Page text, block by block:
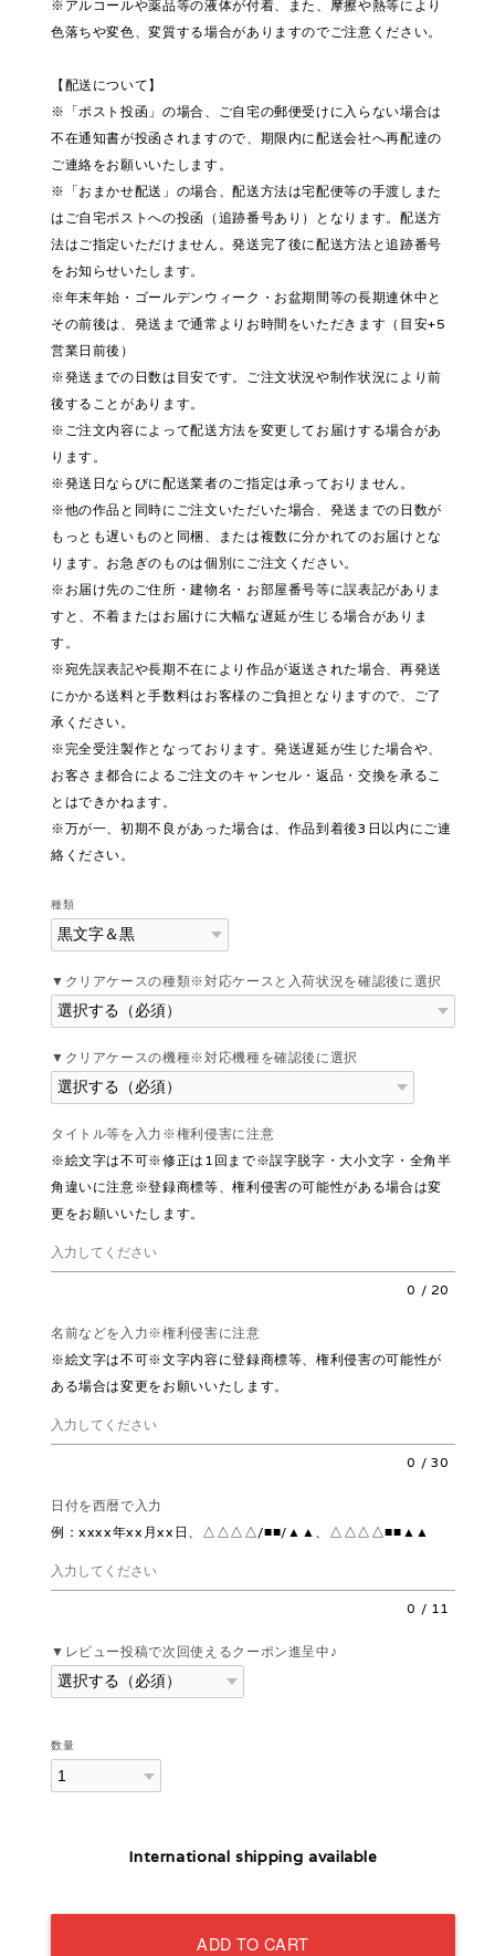
※アルコールや薬品等の液体が付着、また、摩擦や熱等により
色落ちや変色、変質する場合がありますのでご注意ください。
【配送について】
※「ポスト投函」の場合、ご自宅の郵便受けに入らない場合は
不在通知書が投函されますので、期限内に配送会社へ再配達の
ご連絡をお願いいたします。
※「おまかせ配送」の場合、配送方法は宅配便等の手渡しまた
はご自宅ポストへの投函（追跡番号あり）となります。配送方
法はご指定いただけません。発送完了後に配送方法と追跡番号
をお知らせいたします。
※年末年始・ゴールデンウィーク・お盆期間等の長期連休中と
その前後は、発送まで通常よりお時間をいただきます（目安+5
営業日前後）
※発送までの日数は目安です。ご注文状況や制作状況により前
後することがあります。
※ご注文内容によって配送方法を変更してお届けする場合があ
ります。
※発送日ならびに配送業者のご指定は承っておりません。
※他の作品と同時にご注文いただいた場合、発送までの日数が
もっとも遅いものと同梱、または複数に分かれてのお届けとな
ります。お急ぎのものは個別にご注文ください。
※お届け先のご住所・建物名・お部屋番号等に誤表記がありま
すと、不着またはお届けに大幅な遅延が生じる場合がありま
す。
※宛先誤表記や長期不在により作品が返送された場合、再発送
にかかる送料と手数料はお客様のご負担となりますので、ご了
承ください。
※完全受注製作となっております。発送遅延が生じた場合や、
お客さま都合によるご注文のキャンセル・返品・交換を承るこ
とはできかねます。
※万が一、初期不良があった場合は、作品到着後3日以内にご連
絡ください。
種類
▼クリアケースの種類※対応ケースと入荷状況を確認後に選択
▼クリアケースの機種※対応機種を確認後に選択
タイトル等を入力※権利侵害に注意
※絵文字は不可※修正は1回まで※誤字脱字・大小文字・全角半
角違いに注意※登録商標等、権利侵害の可能性がある場合は変
更をお願いいたします。
0 / 20
名前などを入力※権利侵害に注意
※絵文字は不可※文字内容に登録商標等、権利侵害の可能性が
ある場合は変更をお願いいたします。
0 / 30
日付を西暦で入力
例：xxxx年xx月xx日、△△△△/■■/▲▲、△△△△■■▲▲
0 / 11
▼レビュー投稿で次回使えるクーポン進呈中♪
数量
International shipping available
ADD TO CART